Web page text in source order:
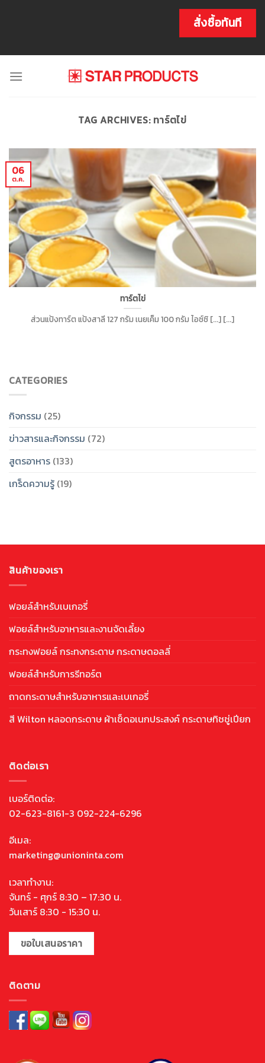
สั่งซื้อทันที
TAG ARCHIVES: ทาร์ตไข่
CATEGORIES
กิจกรรม (25)
ข่าวสารและกิจกรรม (72)
สูตรอาหาร (133)
เกร็ดความรู้ (19)
ทาร์ตไข่
ส่วนแป้งทาร์ต แป้งสาลี 127 กรัม เนยเค็ม 100 กรัม ไอซ์ซิ [...] [...]
06
ต.ค.
สินค้าของเรา
ฟอยล์สำหรับเบเกอรี่
ฟอยล์สำหรับอาหารและงานจัดเลี้ยง
กระทงฟอยล์ กระทงกระดาษ กระดาษดอลลี่
ฟอยล์สำหรับการรีทอร์ต
ถาดกระดาษสำหรับอาหารและเบเกอรี่
สี Wilton หลอดกระดาษ ผ้าเช็ดอเนกประสงค์ กระดาษทิชชู่เปียก
ติดต่อเรา
เบอร์ติดต่อ:
02-623-8161-3 092-224-6296
อีเมล:
marketing@unioninta.com
เวลาทำงาน:
จันทร์ - ศุกร์ 8:30 – 17:30 น.
วันเสาร์ 8:30 - 15:30 น.
ขอใบเสนอราคา
ติดตาม